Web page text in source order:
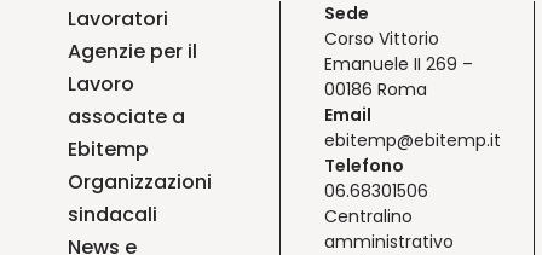
Lavoratori
Agenzie per il
Lavoro
associate a
Ebitemp
Organizzazioni
sindacali
News e
Sede
Corso Vittorio
Emanuele II 269 –
00186 Roma
Email
ebitemp@ebitemp.it
Telefono
06.68301506
Centralino
amministrativo